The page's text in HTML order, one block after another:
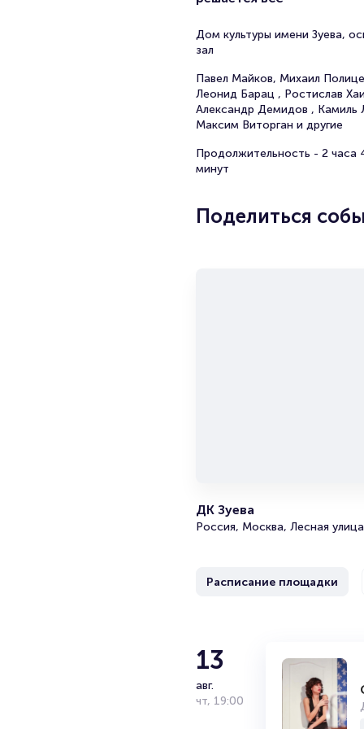
Дом культуры имени Зуева,
зал
Павел Майков, Михаил
Леонид Барац , Ростислав
Александр Демидов , Камиль
Максим Виторган и другие
Продолжительность - 2 часа
минут
Поделиться
ДК Зуева
Россия, Москва, Лесная
Расписание площадки
12
сент.
сб,19:00
Спектакль
Театриум на
18+ 2 часа
13
авг.
чт, 19:00